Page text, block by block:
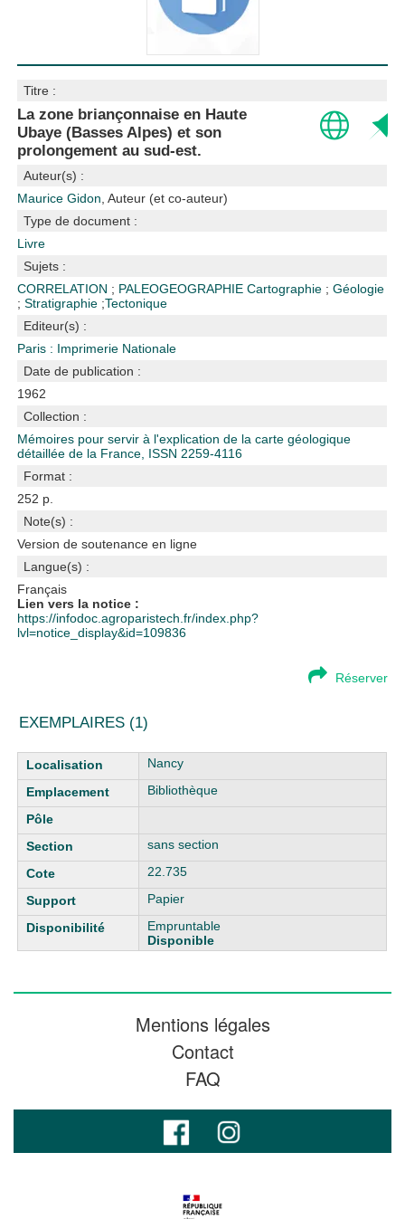
Titre :
La zone briançonnaise en Haute
Ubaye (Basses Alpes) et son
prolongement au sud-est.
Auteur(s) :
Maurice Gidon , Auteur (et co-auteur)
Type de document :
Livre
Sujets :
CORRELATION ; PALEOGEOGRAPHIECartographie ;Géologie
;Stratigraphie ;Tectonique
Editeur(s) :
Paris : Imprimerie Nationale
Date de publication :
1962
Collection :
Mémoires pour servir à l'explication de la carte géologique
détaillée de la France, ISSN 2259-4116
Format :
252 p.
Note(s) :
Version de soutenance en ligne
Langue(s) :
Français
Lien vers la notice :
https://infodoc.agroparistech.fr/index.php?
lvl=notice_display&id=109836
Réserver
EXEMPLAIRES (1)
Liste des exemplaires
Nancy
Bibliothèque
sans section
22.735
Papier
Empruntable
Disponible
Mentions légales
Contact
FAQ